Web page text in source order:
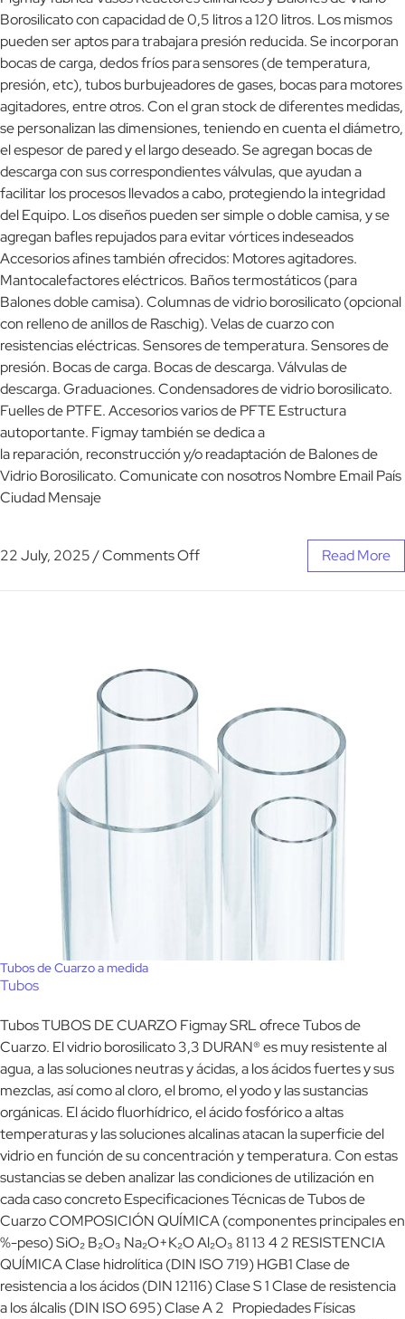
Borosilicato con capacidad de 0,5 litros a 120 litros. Los mismos
pueden ser aptos para trabajara presión reducida. Se incorporan
bocas de carga, dedos fríos para sensores (de temperatura,
presión, etc), tubos burbujeadores de gases, bocas para motores
agitadores, entre otros. Con el gran stock de diferentes medidas,
se personalizan las dimensiones, teniendo en cuenta el diámetro,
el espesor de pared y el largo deseado. Se agregan bocas de
descarga con sus correspondientes válvulas, que ayudan a
facilitar los procesos llevados a cabo, protegiendo la integridad
del Equipo. Los diseños pueden ser simple o doble camisa, y se
agregan bafles repujados para evitar vórtices indeseados
Accesorios afines también ofrecidos: Motores agitadores.
Mantocalefactores eléctricos. Baños termostáticos (para
Balones doble camisa). Columnas de vidrio borosilicato (opcional
con relleno de anillos de Raschig). Velas de cuarzo con
resistencias eléctricas. Sensores de temperatura. Sensores de
presión. Bocas de carga. Bocas de descarga. Válvulas de
descarga. Graduaciones. Condensadores de vidrio borosilicato.
Fuelles de PTFE. Accesorios varios de PFTE Estructura
autoportante. Figmay también se dedica a
la reparación, reconstrucción y/o readaptación de Balones de
Vidrio Borosilicato. Comunicate con nosotros Nombre Email País
Ciudad Mensaje
22 July, 2025/Comments Off Read More
Tubos de Cuarzo a medida
Tubos
Tubos TUBOS DE CUARZO Figmay SRL ofrece Tubos de
Cuarzo. El vidrio borosilicato 3,3 DURAN® es muy resistente al
agua, a las soluciones neutras y ácidas, a los ácidos fuertes y sus
mezclas, así como al cloro, el bromo, el yodo y las sustancias
orgánicas. El ácido fluorhídrico, el ácido fosfórico a altas
temperaturas y las soluciones alcalinas atacan la superficie del
vidrio en función de su concentración y temperatura. Con estas
sustancias se deben analizar las condiciones de utilización en
cada caso concreto Especificaciones Técnicas de Tubos de
Cuarzo COMPOSICIÓN QUÍMICA (componentes principales en
%-peso) SiO₂ B₂O₃ Na₂O+K₂O Al₂O₃ 81 13 4 2 RESISTENCIA
QUÍMICA Clase hidrolítica (DIN ISO 719) HGB1 Clase de
resistencia a los ácidos (DIN 12116) Clase S 1 Clase de resistencia
a los álcalis (DIN ISO 695) Clase A 2 Propiedades Físicas